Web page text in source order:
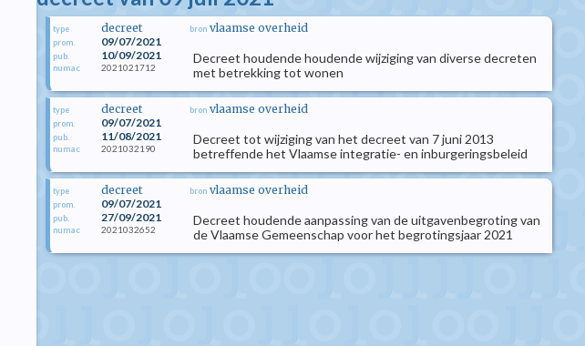
type decreet
prom. 09/07/2021
pub. 10/09/2021
numac 2021021712
bron vlaamse overheid
Decreet houdende houdende wijziging van diverse decreten
met betrekking tot wonen
type decreet
prom. 09/07/2021
pub. 11/08/2021
numac 2021032190
bron vlaamse overheid
Decreet tot wijziging van het decreet van 7 juni 2013
betreffende het Vlaamse integratie- en inburgeringsbeleid
type decreet
prom. 09/07/2021
pub. 27/09/2021
numac 2021032652
bron vlaamse overheid
Decreet houdende aanpassing van de uitgavenbegroting van
de Vlaamse Gemeenschap voor het begrotingsjaar 2021